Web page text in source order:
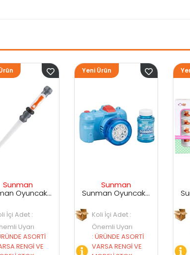
Sunman
Koli İçi Adet :
Önemli Uyarı
:ÜRÜNDE ASORTİ
VARSA RENGİ VE
Yeni Ürün
Sunman
Koli İçi Adet :
Önemli Uyarı
:ÜRÜNDE ASORTİ
VARSA RENGİ VE
Yeni Ürün